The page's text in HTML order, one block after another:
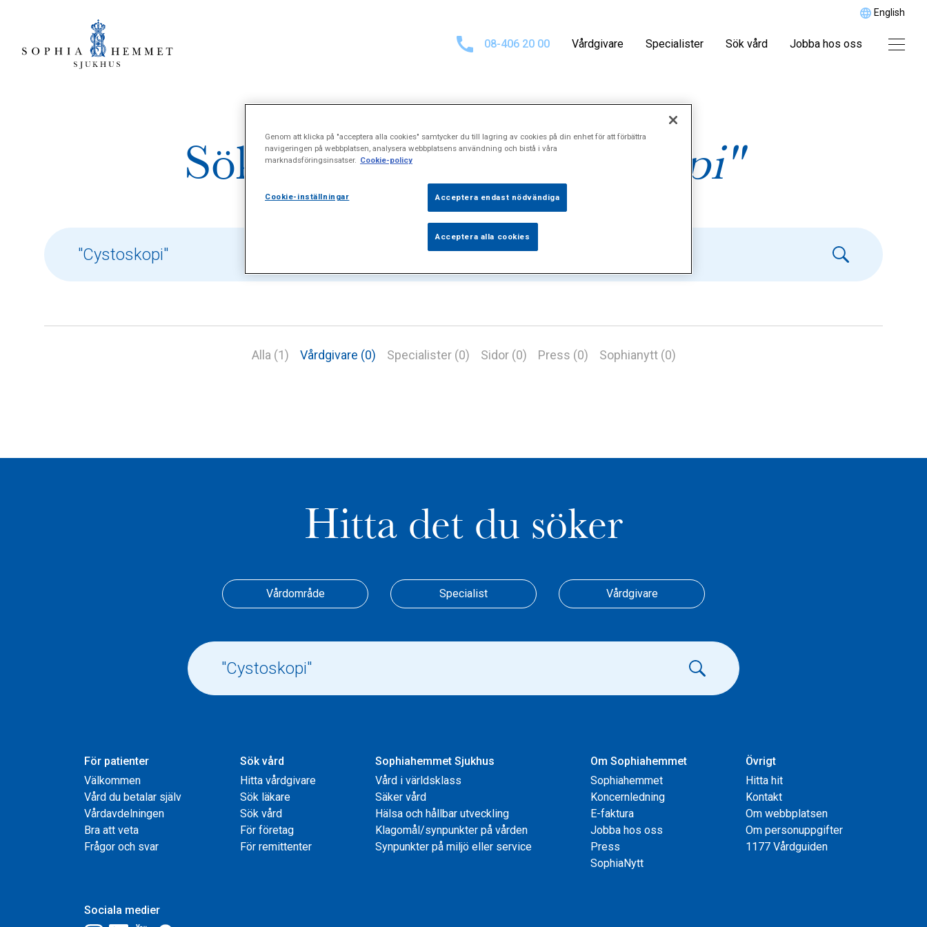
English
08-406 20 00 Vårdgivare Specialister Sök vård Jobba hos oss
Sökresultat för"Cystoskopi"
Alla (1) Vårdgivare (0) Specialister (0) Sidor (0) Press (0) Sophianytt (0)
Hitta det du söker
Vårdområde Specialist Vårdgivare
För patienter
Välkommen
Vård du betalar själv
Vårdavdelningen
Bra att veta
Frågor och svar
Sök vård
Hitta vårdgivare
Sök läkare
Sök vård
För företag
För remittenter
Sophiahemmet Sjukhus
Vård i världsklass
Säker vård
Hälsa och hållbar utveckling
Klagomål/synpunkter på vården
Synpunkter på miljö eller service
Om Sophiahemmet
Sophiahemmet
Koncernledning
E-faktura
Jobba hos oss
Press
SophiaNytt
Övrigt
Hitta hit
Kontakt
Om webbplatsen
Om personuppgifter
1177 Vårdguiden
Sociala medier
Genom att klicka på "acceptera alla cookies" samtycker du till lagring av cookies på din enhet för att förbättra
navigeringen på webbplatsen, analysera webbplatsens användning och bistå i våra
marknadsföringsinsatser. Cookie-policy
Cookie-inställningar Acceptera endast nödvändiga
Acceptera alla cookies